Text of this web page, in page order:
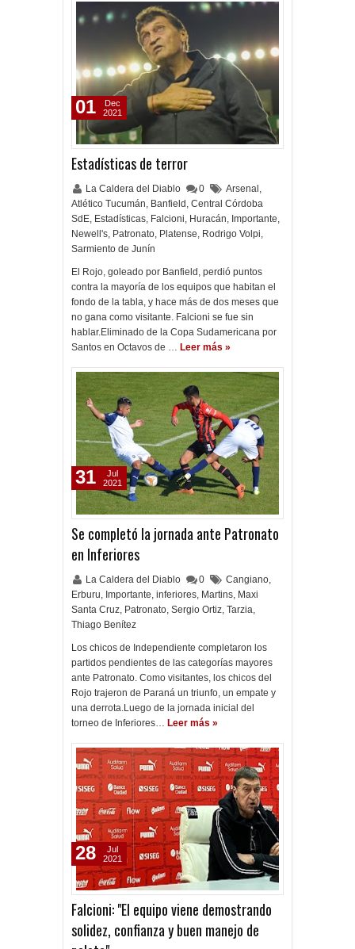
Estadísticas de terror
La Caldera del Diablo 0 Arsenal ,
Atlético Tucumán, Banfield , Central Córdoba
SdE, Estadísticas, Falcioni, Huracán, Importante,
Newell's, Patronato, Platense, Rodrigo Volpi,
Sarmiento de Junín
El Rojo, goleado por Banfield, perdió puntos
contra la mayoría de los equipos que habitan el
fondo de la tabla, y hace más de dos meses que
no gana como visitante. Falcioni se fue sin
hablar.Eliminado de la Copa Sudamericana por
Santos en Octavos de … Leer más »
01
Dec
2021
Se completó la jornada ante Patronato
en Inferiores
La Caldera del Diablo 0 Cangiano,
Erburu, Importante, inferiores, Martins, Maxi
Santa Cruz, Patronato, Sergio Ortiz, Tarzia,
Thiago Benítez
Los chicos de Independiente completaron los
partidos pendientes de las categorías mayores
ante Patronato. Como visitantes, los chicos del
Rojo trajeron de Paraná un triunfo, un empate y
una derrota.Luego de la jornada inicial del
torneo de Inferiores… Leer más »
31
Jul
2021
Falcioni: "El equipo viene demostrando
solidez, confianza y buen manejo de
28
Jul
2021